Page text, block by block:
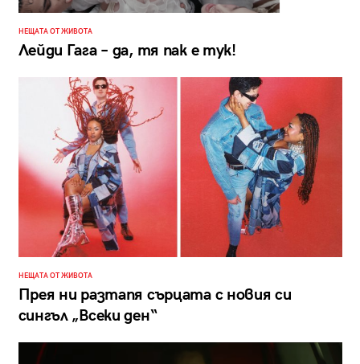
НЕЩАТА ОТ ЖИВОТА
Лейди Гага – да, тя пак е тук!
НЕЩАТА ОТ ЖИВОТА
Прея ни разтапя сърцата с новия си
сингъл „Всеки ден“